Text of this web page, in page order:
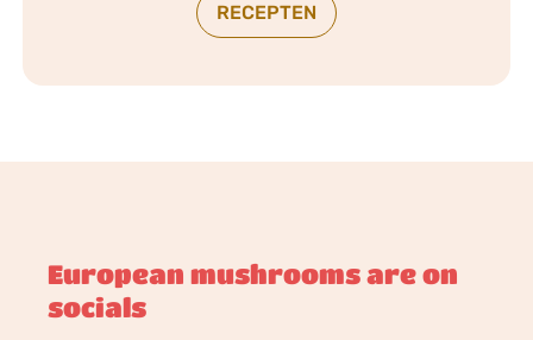
RECEPTEN
European mushrooms are on
socials